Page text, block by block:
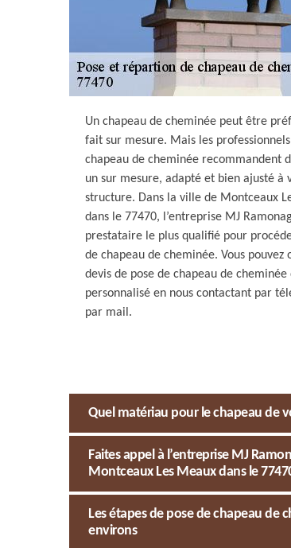
Un chapeau de cheminée peut être
fait sur mesure. Mais les
chapeau de cheminée recommandent
un sur mesure, adapté et bien ajusté à
structure. Dans la ville de Montceaux
dans le 77470, l’entreprise MJ
prestataire le plus qualifié pour
de chapeau de cheminée. Vous pouvez
devis de pose de chapeau de
personnalisé en nous contactant par
par mail.
Quel matériau pour le chapeau de
Faites appel à l’entreprise MJ
Montceaux Les Meaux dans le
Les étapes de pose de chapeau de
environs